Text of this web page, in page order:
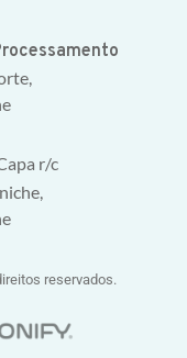
r/c
reservados.